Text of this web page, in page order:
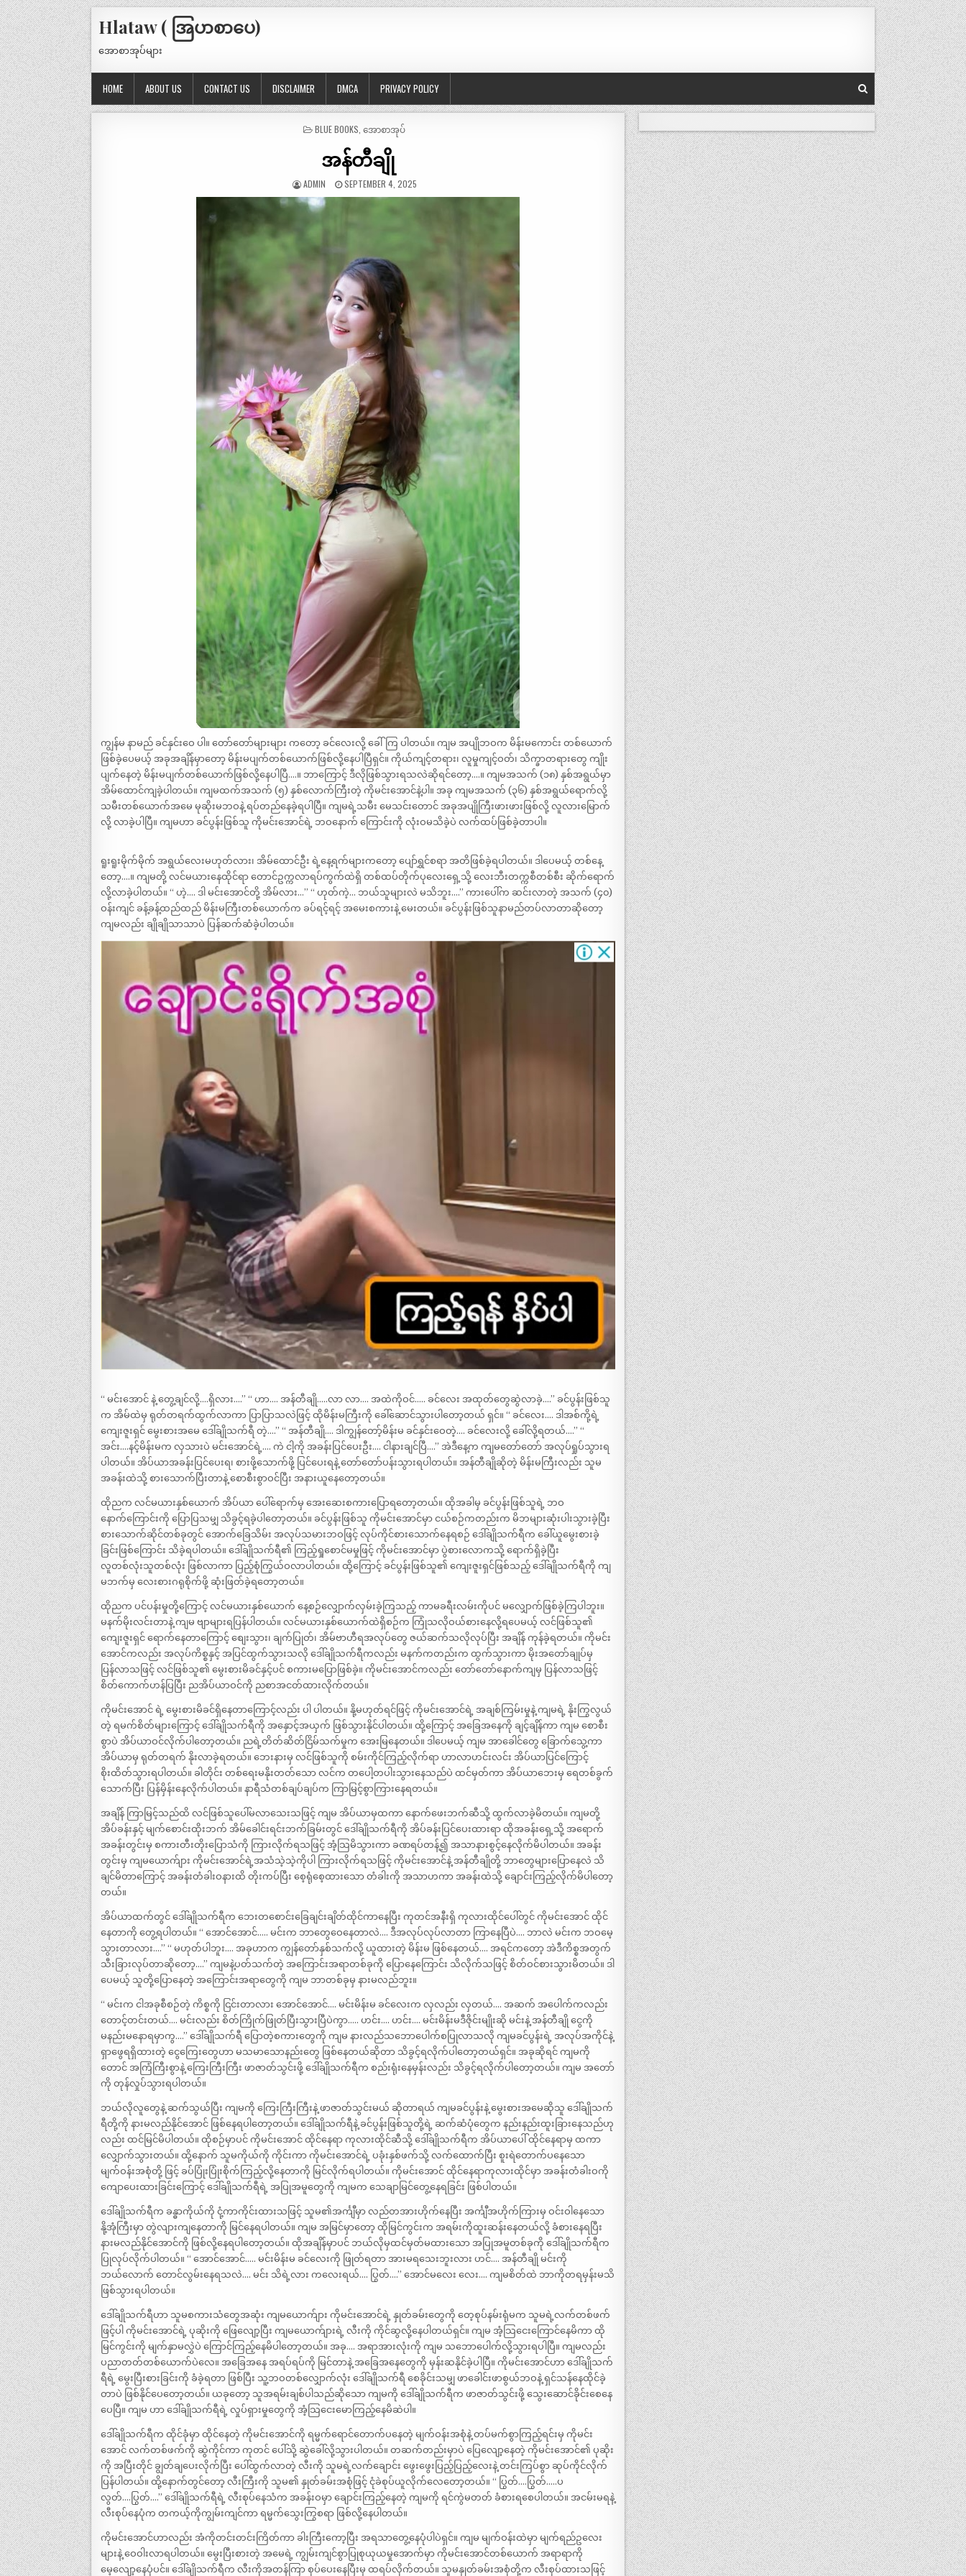
Hlataw ( အြပာစာပေ)
အောစာအုပ်များ
HOME ABOUT US CONTACT US DISCLAIMER DMCA PRIVACY POLICY
POSTED
BLUE BOOKS ,အောစာအုပ်
အန်တီချို
ADMIN SEPTEMBER 4, 2025
ကျွန်မ နာမည် ခင်နှင်းဝေ ပါ။ တော်တော်များများ ကတော့ ခင်လေးလို့ ခေါ်ကြ ပါတယ်။ ကျမ အပျိုဘဝက မိန်းမကောင်း တစ်ယောက်
ဖြစ်ခဲ့ပေမယ့် အခုအချိန်မှာတော့ မိန်းမပျက်တစ်ယောက်ဖြစ်လို့နေပါပြီရှင်။ ကိုယ်ကျင့်တရား၊ လူမှုကျင့်ဝတ်၊ သိက္ခာတရားတွေ ကျိုး
ပျက်နေတဲ့ မိန်းမပျက်တစ်ယောက်ဖြစ်လို့နေပါပြီ….။ ဘာကြောင့် ဒီလိုဖြစ်သွားရသလဲဆိုရင်တော့….။ ကျမအသက် (၁၈) နှစ်အရွယ်မှာ
အိမ်ထောင်ကျခဲ့ပါတယ်။ ကျမထက်အသက် (၅) နှစ်လောက်ကြီးတဲ့ ကိုမင်းအောင်နဲ့ပါ။ အခု ကျမအသက် (၃၆) နှစ်အရွယ်ရောက်လို့
သမီးတစ်ယောက်အမေ မုဆိုးမဘဝနဲ့ ရပ်တည်နေခဲ့ရပါပြီ။ ကျမရဲ့သမီး မေသင်းတောင် အခုအပျိုကြီးဖားဖားဖြစ်လို့ လူလားမြောက်
လို့ လာခဲ့ပါပြီ။ ကျမဟာ ခင်ပွန်းဖြစ်သူ ကိုမင်းအောင်ရဲ့ ဘဝနောက် ကြောင်းကို လုံးဝမသိခဲ့ပဲ လက်ထပ်ဖြစ်ခဲ့တာပါ။
ရူးရူးမိုက်မိုက် အရွယ်လေးမဟုတ်လား၊ အိမ်ထောင်ဦး ရဲ့နေ့ရက်များကတော့ ပျော်ရွှင်စရာ အတိဖြစ်ခဲ့ရပါတယ်။ ဒါပေမယ့် တစ်နေ့
တော့….။ ကျမတို့ လင်မယားနေထိုင်ရာ တောင်ဥက္ကလာရပ်ကွက်ထဲရှိ တစ်ထပ်တိုက်ပုလေးရှေ့သို့ လေးဘီးတက္ကစီတစ်စီး ဆိုက်ရောက်
လို့လာခဲ့ပါတယ်။ “ ဟဲ့…. ဒါ မင်းအောင်တို့ အိမ်လား…” “ ဟုတ်ကဲ့… ဘယ်သူများလဲ မသိဘူး….” ကားပေါ်က ဆင်းလာတဲ့ အသက် (၄၀)
ဝန်းကျင် ခန့်ခန့်ထည်ထည် မိန်းမကြီးတစ်ယောက်က ခပ်ရင့်ရင့် အမေးစကားနဲ့ မေးတယ်။ ခင်ပွန်းဖြစ်သူနာမည်တပ်လာတာဆိုတော့
ကျမလည်း ချိုချိုသာသာပဲ ပြန်ဆက်ဆံခဲ့ပါတယ်။
“ မင်းအောင် နဲ့ တွေ့ချင်လို့….ရှိလား….” “ ဟာ…. အန်တီချို…..လာ လာ…. အထဲကိုဝင်….. ခင်လေး အထုတ်တွေဆွဲလာခဲ့….” ခင်ပွန်းဖြစ်သူ
က အိမ်ထဲမှ ရုတ်တရက်ထွက်လာကာ ပြာပြာသလဲဖြင့် ထိုမိန်းမကြီးကို ခေါ်ဆောင်သွားပါတော့တယ် ရှင်။ “ ခင်လေး…. ဒါအစ်ကို့ရဲ့
ကျေးဇူးရှင် မွေးစားအမေ ဒေါ်ချိုသက်ရီ တဲ့….” “ အန်တီချို…. ဒါကျွန်တော့်မိန်းမ ခင်နှင်းဝေတဲ့…. ခင်လေးလို့ ခေါ်လို့ရတယ်….” “
အင်း….နင့်မိန်းမက လှသားပဲ မင်းအောင်ရဲ့…. ကဲ ငါ့ကို အခန်းပြင်ပေးဦး…. ငါနားချင်ပြီ….” အဲဒီနေ့က ကျမတော်တော် အလုပ်ရှုပ်သွားရ
ပါတယ်။ အိပ်ယာအခန်းပြင်ပေးရ၊ စားဖို့သောက်ဖို့ ပြင်ပေးရနဲ့ တော်တော်ပန်းသွားရပါတယ်။ အန်တီချိုဆိုတဲ့ မိန်းမကြီးလည်း သူမ
အခန်းထဲသို့ စားသောက်ပြီးတာနဲ့ စောစီးစွာဝင်ပြီး အနားယူနေတော့တယ်။
ထိုညက လင်မယားနှစ်ယောက် အိပ်ယာ ပေါ်ရောက်မှ အေးဆေးစကားပြောရတော့တယ်။ ထိုအခါမှ ခင်ပွန်းဖြစ်သူရဲ့ ဘဝ
နောက်ကြောင်းကို ပြောပြသမျှ သိခွင့်ရခဲ့ပါတော့တယ်။ ခင်ပွန်းဖြစ်သူ ကိုမင်းအောင်မှာ ငယ်စဉ်ကတည်းက မိဘများဆုံးပါးသွားခဲ့ပြီး
စားသောက်ဆိုင်တစ်ခုတွင် အောက်ခြေသိမ်း အလုပ်သမားဘဝဖြင့် လုပ်ကိုင်စားသောက်နေရစဉ် ဒေါ်ချိုသက်ရီက ခေါ်ယူမွေးစားခဲ့
ခြင်းဖြစ်ကြောင်း သိခဲ့ရပါတယ်။ ဒေါ်ချိုသက်ရီ၏ ကြည့်ရှုစောင်မမှုဖြင့် ကိုမင်းအောင်မှာ ပွဲစားလောကသို့ ရောက်ရှိခဲ့ပြီး
လူတစ်လုံးသူတစ်လုံး ဖြစ်လာကာ ပြည့်စုံကြွယ်ဝလာပါတယ်။ ထို့ကြောင့် ခင်ပွန်းဖြစ်သူ၏ ကျေးဇူးရှင်ဖြစ်သည့် ဒေါ်ချိုသက်ရီကို ကျ
မဘက်မှ လေးစားဂရုစိုက်ဖို့ ဆုံးဖြတ်ခဲ့ရတော့တယ်။
ထိုညက ပင်ပန်းမှုတို့ကြောင့် လင်မယားနှစ်ယောက် နေ့စဉ်လျှောက်လှမ်းခဲ့ကြသည့် ကာမခရီးလမ်းကိုပင် မလျှောက်ဖြစ်ခဲ့ကြပါဘူး။
မနက်မိုးလင်းတာနဲ့ ကျမ ဗျာများရပြန်ပါတယ်။ လင်မယားနှစ်ယောက်ထဲရှိစဉ်က ကြုံသလိုဝယ်စားနေလို့ရပေမယ့် လင်ဖြစ်သူ၏
ကျေးဇူးရှင် ရောက်နေတာကြောင့် စျေးသွား၊ ချက်ပြုတ်၊ အိမ်ဗာဟီရအလုပ်တွေ ဇယ်ဆက်သလိုလုပ်ပြီး အချိန် ကုန်ခဲ့ရတယ်။ ကိုမင်း
အောင်ကလည်း အလုပ်ကိစ္စနှင့် အပြင်ထွက်သွားသလို ဒေါ်ချိုသက်ရီကလည်း မနက်ကတည်းက ထွက်သွားကာ မိုးအတော်ချုပ်မှ
ပြန်လာသဖြင့် လင်ဖြစ်သူ၏ မွေးစားမိခင်နှင့်ပင် စကားမပြောဖြစ်ခဲ့။ ကိုမင်းအောင်ကလည်း တော်တော်နောက်ကျမှ ပြန်လာသဖြင့်
စိတ်ကောက်ဟန်ပြပြီး ညအိပ်ယာဝင်ကို ညစာအငတ်ထားလိုက်တယ်။
ကိုမင်းအောင် ရဲ့ မွေးစားမိခင်ရှိနေတာကြောင့်လည်း ပါ ပါတယ်။ နို့မဟုတ်ရင်ဖြင့် ကိုမင်းအောင်ရဲ့ အချစ်ကြမ်းမှုနဲ့ ကျမရဲ့ နိုးကြွလွယ်
တဲ့ ရမက်စိတ်များကြောင့် ဒေါ်ချိုသက်ရီကို အနှောင့်အယှက် ဖြစ်သွားနိုင်ပါတယ်။ ထို့ကြောင့် အခြေအနေကို ချင့်ချိန်ကာ ကျမ စောစီး
စွာပဲ အိပ်ယာဝင်လိုက်ပါတော့တယ်။ ညရဲ့တိတ်ဆိတ်ငြိမ်သက်မှုက အေးမြနေတယ်။ ဒါပေမယ့် ကျမ အာခေါင်တွေ ခြောက်သွေ့ကာ
အိပ်ယာမှ ရုတ်တရက် နိုးလာခဲ့ရတယ်။ ဘေးနားမှ လင်ဖြစ်သူကို စမ်းကိုင်ကြည့်လိုက်ရာ ဟာလာဟင်းလင်း အိပ်ယာပြင်ကြောင့်
စိုးထိတ်သွားရပါတယ်။ ခါတိုင်း တစ်ရေးမနိုးတတ်သော လင်က တပေါ့တပါးသွားနေသည်ပဲ ထင်မှတ်ကာ အိပ်ယာဘေးမှ ရေတစ်ခွက်
သောက်ပြီး ပြန်မှိန်းနေလိုက်ပါတယ်။ နာရီသံတစ်ချပ်ချပ်က ကြာမြင့်စွာကြားနေရတယ်။
အချိန် ကြာမြင့်သည်ထိ လင်ဖြစ်သူပေါ်မလာသေးသဖြင့် ကျမ အိပ်ယာမှထကာ နောက်ဖေးဘက်ဆီသို့ ထွက်လာခဲ့မိတယ်။ ကျမတို့
အိပ်ခန်းနှင့် မျက်စောင်းထိုးဘက် အိမ်ခေါင်းရင်းဘက်ခြမ်းတွင် ဒေါ်ချိုသက်ရီကို အိပ်ခန်းပြင်ပေးထားရာ ထိုအခန်းရှေ့သို့ အရောက်
အခန်းတွင်းမှ စကားတီးတိုးပြောသံကို ကြားလိုက်ရသဖြင့် အံ့သြမိသွားကာ ခဏရပ်တန့်၍ အသာနားစွင့်နေလိုက်မိပါတယ်။ အခန်း
တွင်းမှ ကျမယောက်ျား ကိုမင်းအောင်ရဲ့အသံသဲ့သဲ့ကိုပါ ကြားလိုက်ရသဖြင့် ကိုမင်းအောင်နဲ့ အန်တီချိုတို့ ဘာတွေများပြောနေလဲ သိ
ချင်မိတာကြောင့် အခန်းတံခါးဝနားထိ တိုးကပ်ပြီး စေ့ရုံစေ့ထားသော တံခါးကို အသာဟကာ အခန်းထဲသို့ ချောင်းကြည့်လိုက်မိပါတော့
တယ်။
အိပ်ယာထက်တွင် ဒေါ်ချိုသက်ရီက ဘေးတစောင်းခြေချင်းချိတ်ထိုင်ကာနေပြီး ကုတင်အနီးရှိ ကုလားထိုင်ပေါ်တွင် ကိုမင်းအောင် ထိုင်
နေတာကို တွေ့ရပါတယ်။ “ အောင်အောင်….. မင်းက ဘာတွေဝေနေတာလဲ…. ဒီအလုပ်လုပ်လာတာ ကြာနေပြီပဲ…. ဘာလဲ မင်းက ဘဝမေ့
သွားတာလား….” “ မဟုတ်ပါဘူး…. အခုဟာက ကျွန်တော်နှစ်သက်လို့ ယူထားတဲ့ မိန်းမ ဖြစ်နေတယ်…. အရင်ကတော့ အဲဒီကိစ္စအတွက်
သီးခြားလုပ်တာဆိုတော့….” ကျမနဲ့ပတ်သက်တဲ့ အကြောင်းအရာတစ်ခုကို ပြောနေကြောင်း သိလိုက်သဖြင့် စိတ်ဝင်စားသွားမိတယ်။ ဒါ
ပေမယ့် သူတို့ပြောနေတဲ့ အကြောင်းအရာတွေကို ကျမ ဘာတစ်ခုမှ နားမလည်ဘူး။
“ မင်းက ငါအခုစီစဉ်တဲ့ ကိစ္စကို ငြင်းတာလား အောင်အောင်…. မင်းမိန်းမ ခင်လေးက လှလည်း လှတယ်…. အဆက် အပေါက်ကလည်း
တောင့်တင်းတယ်…. မင်းလည်း စိတ်ကြိုက်ဖြုတ်ပြီးသွားပြီပဲကွာ….. ဟင်း…. ဟင်း…. မင်းမိန်းမဒီဇိုင်းမျိုးဆို မင်းနဲ့ အန်တီချို ငွေကို
မနည်းမနောရမှာကွ….” ဒေါ်ချိုသက်ရီ ပြောတဲ့စကားတွေကို ကျမ နားလည်သဘောပေါက်စပြုလာသလို ကျမခင်ပွန်းရဲ့ အလုပ်အကိုင်နဲ့
ရှာဖွေရရှိထားတဲ့ ငွေကြေးတွေဟာ မသမာသောနည်းတွေ ဖြစ်နေတယ်ဆိုတာ သိခွင့်ရလိုက်ပါတော့တယ်ရှင်။ အခုဆိုရင် ကျမကို
တောင် အကြံကြီးစွာနဲ့ ကြေးကြီးကြီး ဖာဇာတ်သွင်းဖို့ ဒေါ်ချိုသက်ရီက စည်းရုံးနေမှန်းလည်း သိခွင့်ရလိုက်ပါတော့တယ်။ ကျမ အတော်
ကို တုန်လှုပ်သွားရပါတယ်။
ဘယ်လိုလူတွေနဲ့ ဆက်သွယ်ပြီး ကျမကို ကြေးကြီးကြီးနဲ့ ဖာဇာတ်သွင်းမယ် ဆိုတာရယ် ကျမခင်ပွန်းနဲ့ မွေးစားအမေဆိုသူ ဒေါ်ချိုသက်
ရီတို့ကို နားမလည်နိုင်အောင် ဖြစ်နေရပါတော့တယ်။ ဒေါ်ချိုသက်ရီနဲ့ ခင်ပွန်းဖြစ်သူတို့ရဲ့ ဆက်ဆံပုံတွေက နည်းနည်းထူးခြားနေသည်ဟု
လည်း ထင်မြင်မိပါတယ်။ ထိုစဉ်မှာပင် ကိုမင်းအောင် ထိုင်နေရာ ကုလားထိုင်ဆီသို့ ဒေါ်ချိုသက်ရီက အိပ်ယာပေါ် ထိုင်နေရာမှ ထကာ
လျှောက်သွားတယ်။ ထို့နောက် သူမကိုယ်ကို ကိုင်းကာ ကိုမင်းအောင်ရဲ့ ပခုံးနှစ်ဖက်သို့ လက်ထောက်ပြီး စူးရဲတောက်ပနေသော
မျက်ဝန်းအစုံတို့ ဖြင့် ခပ်ပြုံးပြုံးစိုက်ကြည့်လို့နေတာကို မြင်လိုက်ရပါတယ်။ ကိုမင်းအောင် ထိုင်နေရာကုလားထိုင်မှာ အခန်းတံခါးဝကို
ကျောပေးထားခြင်းကြောင့် ဒေါ်ချိုသက်ရီရဲ့ အပြုအမူတွေကို ကျမက သေချာမြင်တွေ့နေရခြင်း ဖြစ်ပါတယ်။
ဒေါ်ချိုသက်ရီက ခန္ဓာကိုယ်ကို ငုံ့ကာကိုင်းထားသဖြင့် သူမ၏အင်္ကျီမှာ လည်တအားဟိုက်နေပြီး အင်္ကျီအဟိုက်ကြားမှ ဝင်းဝါနေသော
နို့အုံကြီးမှာ တွဲလျားကျနေတာကို မြင်နေရပါတယ်။ ကျမ အမြင်မှာတော့ ထိုမြင်ကွင်းက အရမ်းကိုထူးဆန်းနေတယ်လို့ ခံစားနေရပြီး
နားမလည်နိုင်အောင်ကို ဖြစ်လို့နေရပါတော့တယ်။ ထိုအချိန်မှာပင် ဘယ်လိုမှထင်မှတ်မထားသော အပြုအမူတစ်ခုကို ဒေါ်ချိုသက်ရီက
ပြုလုပ်လိုက်ပါတယ်။ “ အောင်အောင်….. မင်းမိန်းမ ခင်လေးကို ဖြုတ်ရတာ အားမရသေးဘူးလား ဟင်…. အန်တီချို မင်းကို
ဘယ်လောက် တောင်လွမ်းနေရသလဲ…. မင်း သိရဲ့လား ကလေးရယ်…. ပြွတ်….” အောင်မလေး လေး…. ကျမစိတ်ထဲ ဘာကိုတရမှန်းမသိ
ဖြစ်သွားရပါတယ်။
ဒေါ်ချိုသက်ရီဟာ သူမစကားသံတွေအဆုံး ကျမယောက်ျား ကိုမင်းအောင်ရဲ့ နှုတ်ခမ်းတွေကို တေ့စုပ်နမ်းရုံမက သူမရဲ့လက်တစ်ဖက်
ဖြင့်ပါ ကိုမင်းအောင်ရဲ့ ပုဆိုးကို ဖြေလျော့ပြီး ကျမယောက်ျားရဲ့ လီးကို ကိုင်ဆွလို့နေပါတယ်ရှင်။ ကျမ အံ့သြငေးကြောင်နေမိကာ ထို
မြင်ကွင်းကို မျက်နှာမလွှဲပဲ ကြောင်ကြည့်နေမိပါတော့တယ်။ အခု…. အရာအားလုံးကို ကျမ သဘောပေါက်လို့သွားရပါပြီ။ ကျမလည်း
ပညာတတ်တစ်ယောက်ပဲလေ။ အခြေအနေ အရပ်ရပ်ကို မြင်တာနဲ့ အခြေအနေတွေကို မှန်းဆနိုင်ခဲ့ပါပြီ။ ကိုမင်းအောင်ဟာ ဒေါ်ချိုသက်
ရီရဲ့ မွေးပြီးစားခြင်းကို ခံခဲ့ရတာ ဖြစ်ပြီး သူ့ဘဝတစ်လျှောက်လုံး ဒေါ်ချိုသက်ရီ စေခိုင်းသမျှ ဖာခေါင်းဖာစွယ်ဘဝနဲ့ ရှင်သန်နေထိုင်ခဲ့
တာပဲ ဖြစ်နိုင်ပေတော့တယ်။ ယခုတော့ သူအရမ်းချစ်ပါသည်ဆိုသော ကျမကို ဒေါ်ချိုသက်ရီက ဖာဇာတ်သွင်းဖို့ သွေးဆောင်ခိုင်းစေနေ
ပေပြီ။ ကျမ ဟာ ဒေါ်ချိုသက်ရီရဲ့ လှုပ်ရှားမှုတွေကို အံ့သြငေးမောကြည့်နေမိဆဲပါ။
ဒေါ်ချိုသက်ရီက ထိုင်ခုံမှာ ထိုင်နေတဲ့ ကိုမင်းအောင်ကို ရမ္မက်ရောင်တောက်ပနေတဲ့ မျက်ဝန်းအစုံနဲ့ တပ်မက်စွာကြည့်ရင်းမှ ကိုမင်း
အောင် လက်တစ်ဖက်ကို ဆွဲကိုင်ကာ ကုတင် ပေါ်သို့ ဆွဲခေါ်လို့သွားပါတယ်။ တဆက်တည်းမှာပဲ ပြေလျော့နေတဲ့ ကိုမင်းအောင်၏ ပုဆိုး
ကို အပြီးတိုင် ချွတ်ချပေးလိုက်ပြီး ပေါ်ထွက်လာတဲ့ လီးကို သူမရဲ့လက်ချောင်း ဖွေးဖွေးပြည့်ပြည့်လေးနဲ့ တင်းကြပ်စွာ ဆုပ်ကိုင်လိုက်
ပြန်ပါတယ်။ ထို့နောက်တွင်တော့ လီးကြီးကို သူမ၏ နှုတ်ခမ်းအစုံဖြင့် ငုံခဲစုပ်ယူလိုက်လေတော့တယ်။ “ ပြွတ်….ပြွတ်…..ပ
လွတ်….ပြွတ်….” ဒေါ်ချိုသက်ရီရဲ့ လီးစုပ်နေသံက အခန်းဝမှာ ချောင်းကြည့်နေတဲ့ ကျမကို ရင်ကွဲမတတ် ခံစားရစေပါတယ်။ အငမ်းမရနဲ့
လီးစုပ်နေပုံက တကယ့်ကိုကျွမ်းကျင်ကာ ရမ္မက်သွေးကြွစရာ ဖြစ်လို့နေပါတယ်။
ကိုမင်းအောင်ဟာလည်း အံကိုတင်းတင်းကြိတ်ကာ ခါးကြီးကော့ပြီး အရသာတွေ့နေပုံပါပဲရှင်။ ကျမ မျက်ဝန်းထဲမှာ မျက်ရည်ဥလေး
များနဲ့ ဝေဝါးလာရပါတယ်။ မွေးပြီးစားတဲ့ အမေရဲ့ ကျွမ်းကျင်စွာပြုစုယုယမှုအောက်မှာ ကိုမင်းအောင်တစ်ယောက် အရာရာကို
မေ့လျော့နေပုံပင်။ ဒေါ်ချိုသက်ရီက လီးကိုအတန်ကြာ စုပ်ပေးနေပြီးမှ ထရပ်လိုက်တယ်။ သူမနှုတ်ခမ်းအစုံတို့က လီးစုပ်ထားသဖြင့်